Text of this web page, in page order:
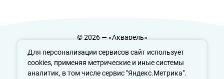
Для персонализации сервисов сайт использует
cookies, применяя метрические и иные системы
аналитик, в том числе сервис "Яндекс.Метрика".
© 2026 — «Акварель»
Политика конфиденциальности